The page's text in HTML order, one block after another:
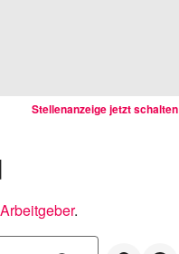
Stellenanzeige jetzt schalten
.